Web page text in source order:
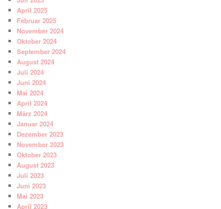
April 2025
Februar 2025
November 2024
Oktober 2024
September 2024
August 2024
Juli 2024
Juni 2024
Mai 2024
April 2024
März 2024
Januar 2024
Dezember 2023
November 2023
Oktober 2023
August 2023
Juli 2023
Juni 2023
Mai 2023
April 2023